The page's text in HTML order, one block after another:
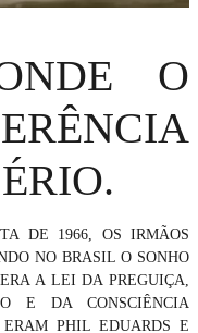
O
DE 1966, OS IRMÃOS
NO BRASIL O SONHO
A LEI DA PREGUIÇA,
E DA CONSCIÊNCIA
PHIL EDUARDS E